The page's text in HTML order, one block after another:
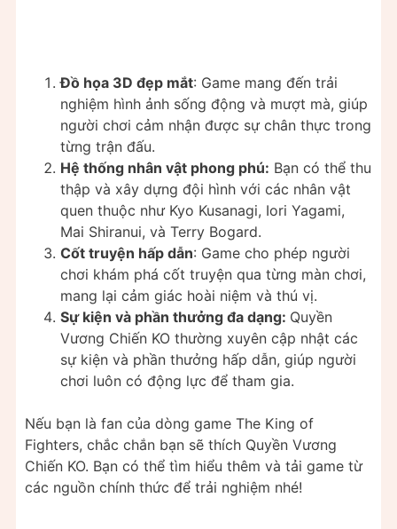
Đồ họa 3D đẹp mắt: Game mang đến trải
nghiệm hình ảnh sống động và mượt mà, giúp
người chơi cảm nhận được sự chân thực trong
từng trận đấu.
Hệ thống nhân vật phong phú: Bạn có thể thu
thập và xây dựng đội hình với các nhân vật
quen thuộc như Kyo Kusanagi, Iori Yagami,
Mai Shiranui, và Terry Bogard.
Cốt truyện hấp dẫn: Game cho phép người
chơi khám phá cốt truyện qua từng màn chơi,
mang lại cảm giác hoài niệm và thú vị.
Sự kiện và phần thưởng đa dạng: Quyền
Vương Chiến KO thường xuyên cập nhật các
sự kiện và phần thưởng hấp dẫn, giúp người
chơi luôn có động lực để tham gia.
Nếu bạn là fan của dòng game The King of
Fighters, chắc chắn bạn sẽ thích Quyền Vương
Chiến KO. Bạn có thể tìm hiểu thêm và tải game từ
các nguồn chính thức để trải nghiệm nhé!